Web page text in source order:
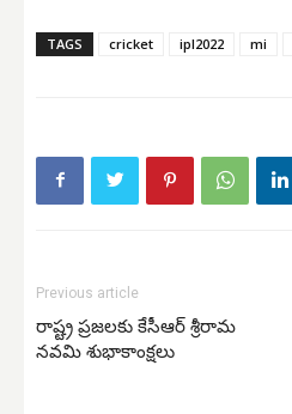
TAGS cricket ipl2022 mi
Previous article
రాష్ట్ర ప్రజలకు కేసీఆర్ శ్రీరామ
నవమి శుభాకాంక్షలు